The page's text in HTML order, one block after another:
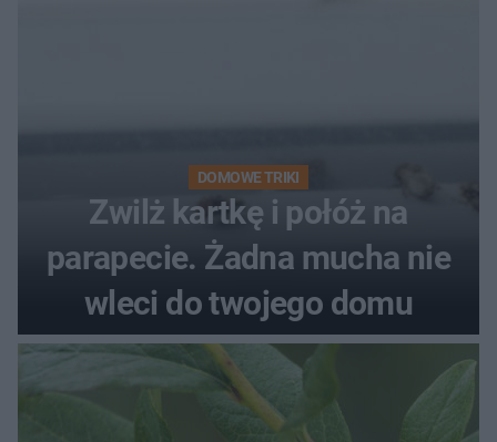
DOMOWE TRIKI
Zwilż kartkę i połóż na
parapecie. Żadna mucha nie
wleci do twojego domu